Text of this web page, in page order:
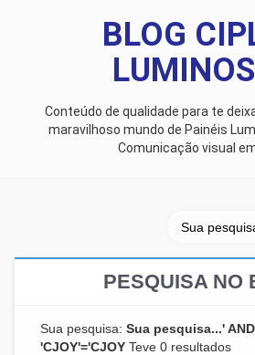
BLOG
Conteúdo de qualidade para te
maravilhoso mundo de Painéis
Comunicação visual em
PESQUISA NO
Sua pesquisa: Sua pesquisa...'
'CJOY'='CJOY Teve 0 resultados